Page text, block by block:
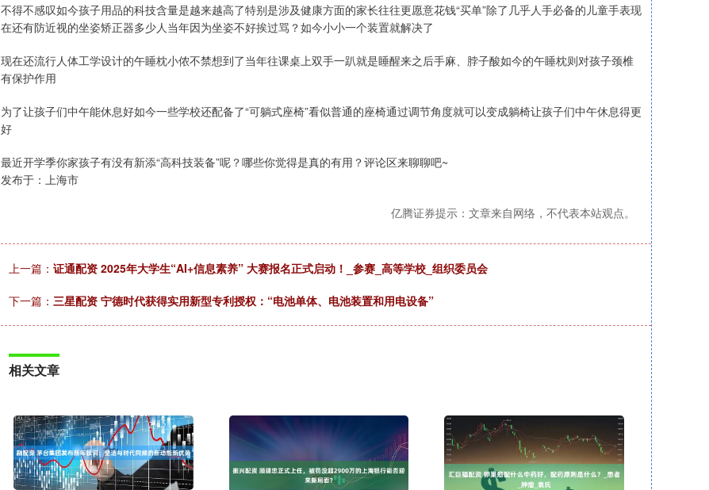
不得不感叹如今孩子用品的科技含量是越来越高了特别是涉及健康方面的家长往往更愿意花钱“买单”除了几乎人手必备的儿童手表现
在还有防近视的坐姿矫正器多少人当年因为坐姿不好挨过骂？如今小小一个装置就解决了
现在还流行人体工学设计的午睡枕小侬不禁想到了当年往课桌上双手一趴就是睡醒来之后手麻、脖子酸如今的午睡枕则对孩子颈椎
有保护作用
为了让孩子们中午能休息好如今一些学校还配备了“可躺式座椅”看似普通的座椅通过调节角度就可以变成躺椅让孩子们中午休息得更
好
最近开学季你家孩子有没有新添“高科技装备”呢？哪些你觉得是真的有用？评论区来聊聊吧~
发布于：上海市
亿腾证券提示：文章来自网络，不代表本站观点。
上一篇： 证通配资 2025年大学生“AI+信息素养” 大赛报名正式启动！_参赛_高等学校_组织委员会
下一篇： 三星配资 宁德时代获得实用新型专利授权：“电池单体、电池装置和用电设备”
相关文章